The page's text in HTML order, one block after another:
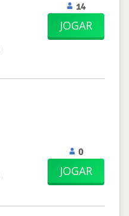
14
JOGAR
0
JOGAR